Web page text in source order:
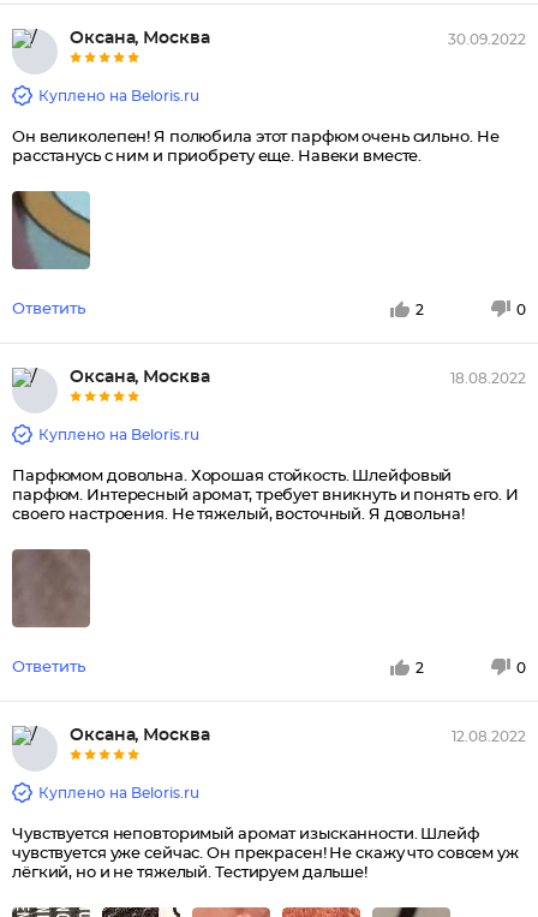
Оксана, Москва 30.09.2022
Куплено на Beloris.ru
Он великолепен! Я полюбила этот парфюм очень сильно. Не
расстанусь с ним и приобрету еще. Навеки вместе.
Ответить 2 0
Оксана, Москва 18.08.2022
Куплено на Beloris.ru
Парфюмом довольна. Хорошая стойкость. Шлейфовый
парфюм. Интересный аромат, требует вникнуть и понять его. И
своего настроения. Не тяжелый, восточный. Я довольна!
Ответить 2 0
Оксана, Москва 12.08.2022
Куплено на Beloris.ru
Чувствуется неповторимый аромат изысканности. Шлейф
чувствуется уже сейчас. Он прекрасен! Не скажу что совсем уж
лёгкий, но и не тяжелый. Тестируем дальше!